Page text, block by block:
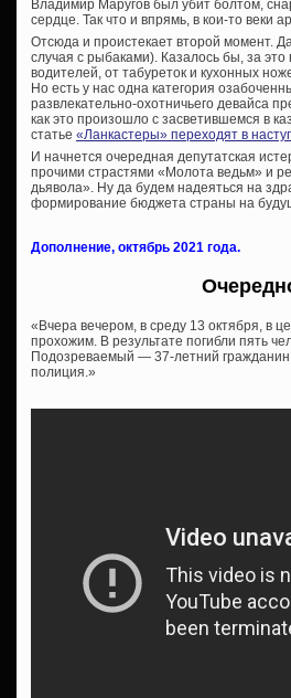
Владимир Маругов был убит болтом,
сердце. Так что и впрямь, в кои-то веки
Отсюда и проистекает второй момент.
случая с рыбаками). Казалось бы, за
водителей, от табуреток и кухонных
Но есть у нас одна категория
развлекательно-охотничьего девайса
как это произошло с засветившемся в
статье «Ланкастеры» переходят в
И начнется очередная депутатская
прочими страстями «Молота ведьм» и
дьявола». Ну да будем надеяться на
формирование бюджета страны на
Дополнение, октябрь 2021 года.
«Вчера вечером, в среду 13 октября, в
прохожим. В результате погибли пять
Подозреваемый — 37-летний
полиция.»